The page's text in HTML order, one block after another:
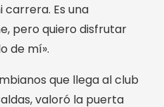
carrera. Es una
pero quiero disfrutar
de mí».
que llega al club
valoró la puerta